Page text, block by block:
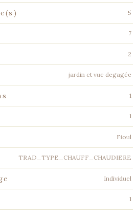
5
7
2
jardin et vue degagée
1
1
Fioul
TRAD_TYPE_CHAUFF_CHAUDIERE
Individuel
1